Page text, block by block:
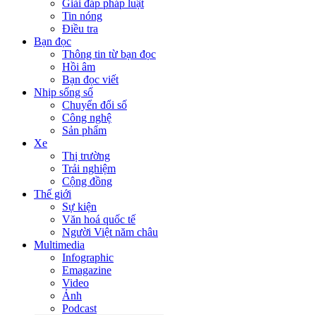
Giải đáp pháp luật
Tin nóng
Điều tra
Bạn đọc
Thông tin từ bạn đọc
Hồi âm
Bạn đọc viết
Nhịp sống số
Chuyển đổi số
Công nghệ
Sản phẩm
Xe
Thị trường
Trải nghiệm
Cộng đồng
Thế giới
Sự kiện
Văn hoá quốc tế
Người Việt năm châu
Multimedia
Infographic
Emagazine
Video
Ảnh
Podcast